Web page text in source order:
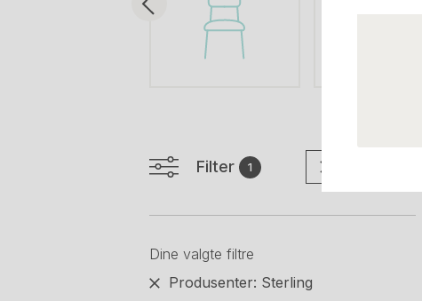
Filter 1
Dine valgte filtre
Produsenter: Sterling